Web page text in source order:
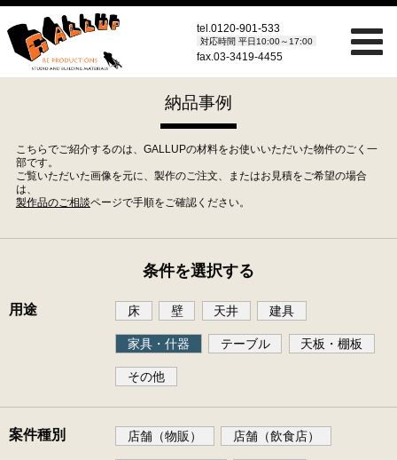
tel.0120-901-533
対応時間 平日10:00～17:00
fax.03-3419-4455
納品事例
こちらでご紹介するのは、GALLUPの材料をお使いいただいた物件のごく一
部です。
ご覧いただいた画像を元に、製作のご注文、またはお見積をご希望の場合
は、
製作品のご相談ページで手順をご確認ください。
条件を選択する
用途 床 壁 天井 建具
家具・什器 テーブル 天板・棚板
その他
案件種別 店舗（物販） 店舗（飲食店）